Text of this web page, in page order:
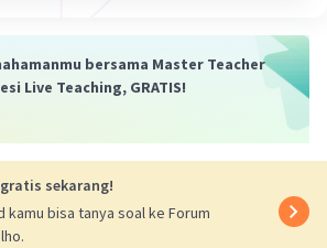
Iklan
bersama Master Teacher
Live Teaching, GRATIS!
sekarang!
kamu bisa tanya soal ke Forum